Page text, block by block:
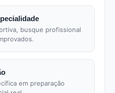
busque profissional
em preparação